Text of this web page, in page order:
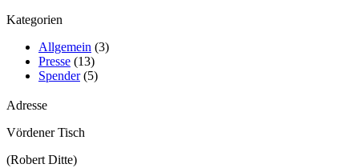
Kategorien
Allgemein (3)
Presse (13)
Spender(5)
Adresse
Vördener Tisch
(Robert Ditte)